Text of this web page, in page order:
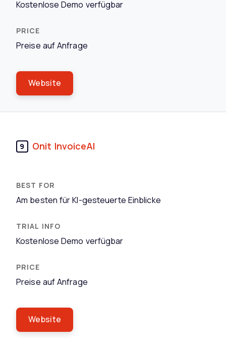
Kostenlose Demo verfügbar
Preise auf Anfrage
Website
9 Onit InvoiceAI
Am besten für KI-gesteuerte Einblicke
Kostenlose Demo verfügbar
Preise auf Anfrage
Website